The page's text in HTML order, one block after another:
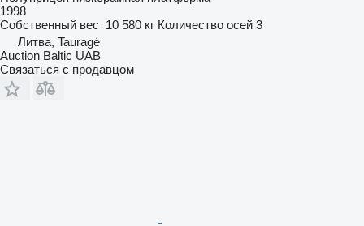
1998
Собственный вес 10 580 кг Количество осей 3
Литва, Tauragė
Auction Baltic UAB
Связаться с продавцом